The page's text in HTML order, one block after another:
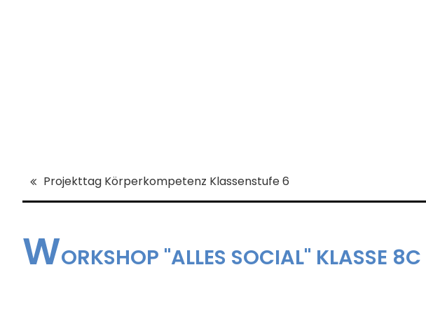
Projekttag Körperkompetenz Klassenstufe 6
WORKSHOP "ALLES SOCIAL" KLASSE 8C